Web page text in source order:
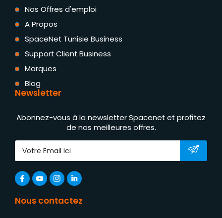
Nos Offres d'emploi
A Propos
SpaceNet Tunisie Business
Support Client Business
Marques
Blog
Newsletter
Abonnez-vous à la newsletter Spacenet et profitez
de nos meilleures offres.
Nous contactez